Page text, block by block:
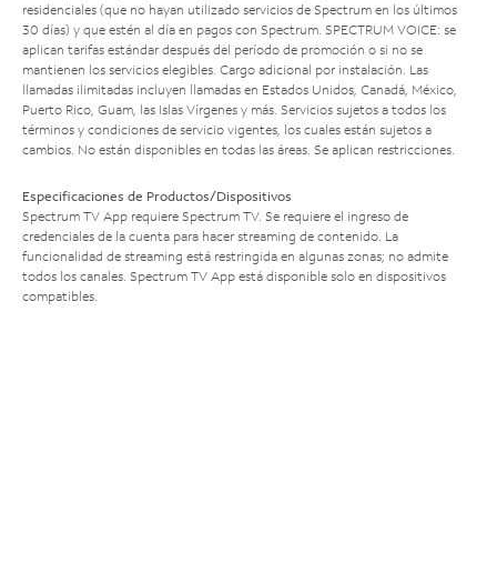
residenciales (que no hayan utilizado servicios de Spectrum en los últimos
30 días) y que estén al día en pagos con Spectrum. SPECTRUM VOICE: se
aplican tarifas estándar después del período de promoción o si no se
mantienen los servicios elegibles. Cargo adicional por instalación. Las
llamadas ilimitadas incluyen llamadas en Estados Unidos, Canadá, México,
Puerto Rico, Guam, las Islas Vírgenes y más. Servicios sujetos a todos los
términos y condiciones de servicio vigentes, los cuales están sujetos a
cambios. No están disponibles en todas las áreas. Se aplican restricciones.
Especificaciones de Productos/Dispositivos
Spectrum TV App requiere Spectrum TV. Se requiere el ingreso de
credenciales de la cuenta para hacer streaming de contenido. La
funcionalidad de streaming está restringida en algunas zonas; no admite
todos los canales. Spectrum TV App está disponible solo en dispositivos
compatibles.